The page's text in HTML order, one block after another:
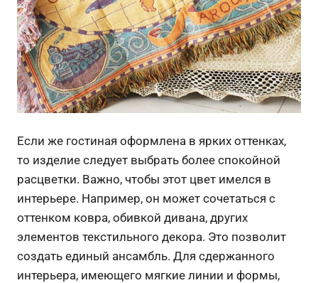
Если же гостиная оформлена в ярких оттенках,
то изделие следует выбрать более спокойной
расцветки. Важно, чтобы этот цвет имелся в
интерьере. Например, он может сочетаться с
оттенком ковра, обивкой дивана, других
элементов текстильного декора. Это позволит
создать единый ансамбль. Для сдержанного
интерьера, имеющего мягкие линии и формы,